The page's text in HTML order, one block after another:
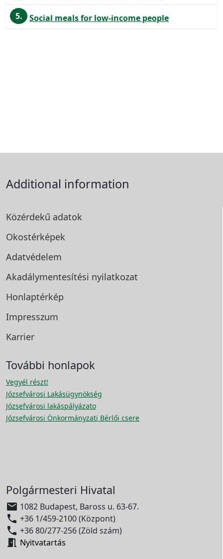
5.
Social meals for low-income people
Additional information
Közérdekű adatok
Okostérképek
Adatvédelem
Akadálymentesítési nyilatkozat
Honlaptérkép
Impresszum
Karrier
További honlapok
Vegyél részt!
Józsefvárosi Lakásügynökség
Józsefvárosi lakáspályázato
Józsefvárosi Önkormányzati Bérlői csere
Polgármesteri Hivatal
 1082 Budapest, Baross u. 63-67.
 +36 1/459-2100 (Központ)
 +36 80/277-256 (Zöld szám)
 Nyitvatartás